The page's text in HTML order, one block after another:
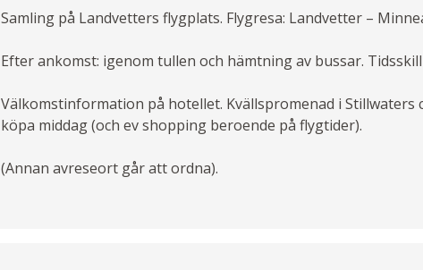
Samling på Landvetters flygplats. Flygresa: Landvetter –
Efter ankomst: igenom tullen och hämtning av bussar.
Välkomstinformation på hotellet. Kvällspromenad i
köpa middag (och ev shopping beroende på flygtider).
(Annan avreseort går att ordna).